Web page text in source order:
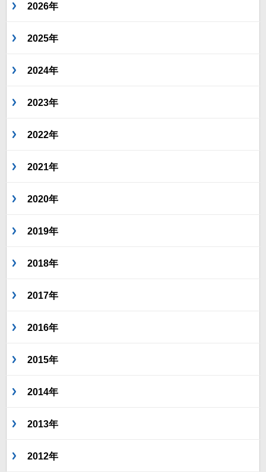
2026年
2025年
2024年
2023年
2022年
2021年
2020年
2019年
2018年
2017年
2016年
2015年
2014年
2013年
2012年